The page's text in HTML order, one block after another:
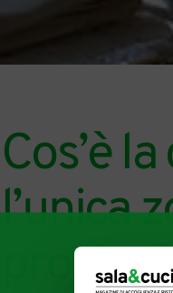
Cos’è
l’unica